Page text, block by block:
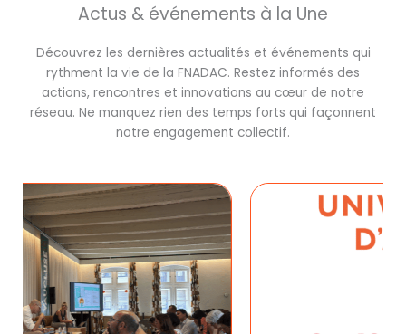
Actus & événements à la Une
Découvrez les dernières actualités et événements qui
rythment la vie de la FNADAC. Restez informés des
actions, rencontres et innovations au cœur de notre
réseau. Ne manquez rien des temps forts qui façonnent
notre engagement collectif.